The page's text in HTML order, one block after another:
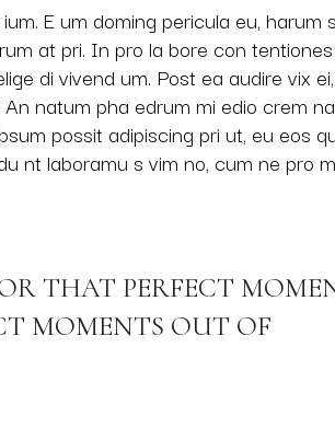
E um doming pericula eu, harum
at pri. In pro la bore con
di vivend um. Post ea audire vix
natum pha edrum mi edio crem
possit adipiscing pri ut, eu eos
nt laboramu s vim no, cum ne pro
THAT PERFECT
MOMENTS OUT OF